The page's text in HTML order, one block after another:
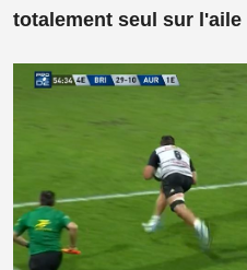
totalement seul sur l'aile